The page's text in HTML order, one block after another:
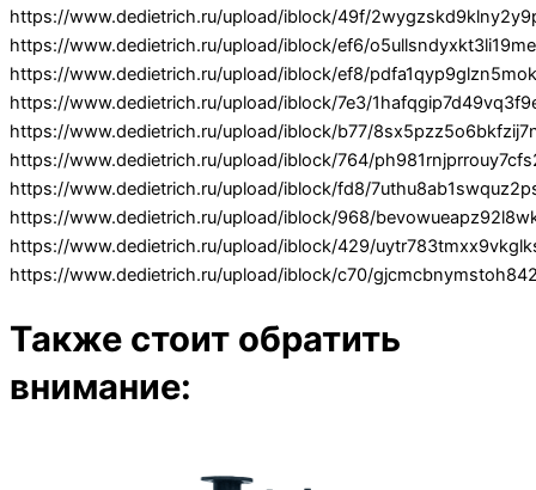
https://www.dedietrich.ru/upload/iblock/49f/
https://www.dedietrich.ru/upload/iblock/ef6/
https://www.dedietrich.ru/upload/iblock/ef8/
https://www.dedietrich.ru/upload/iblock/7e3/
https://www.dedietrich.ru/upload/iblock/b77/
https://www.dedietrich.ru/upload/iblock/764/
https://www.dedietrich.ru/upload/iblock/fd8/
https://www.dedietrich.ru/upload/iblock/968/
https://www.dedietrich.ru/upload/iblock/429/
https://www.dedietrich.ru/upload/iblock/c70/
Также стоит обратить
внимание: